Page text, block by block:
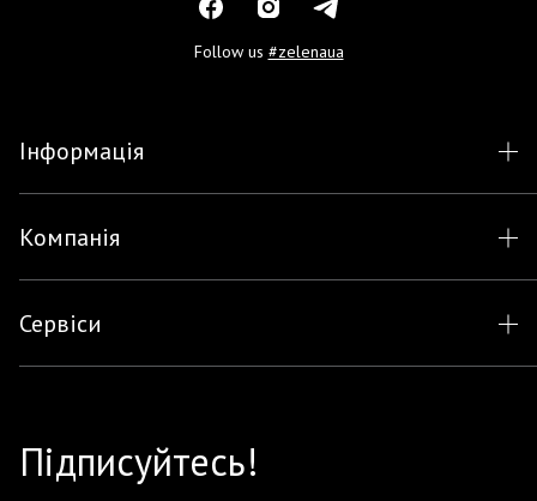
Follow us #zelenaua
Інформація
Компанія
Сервіси
Підписуйтесь!